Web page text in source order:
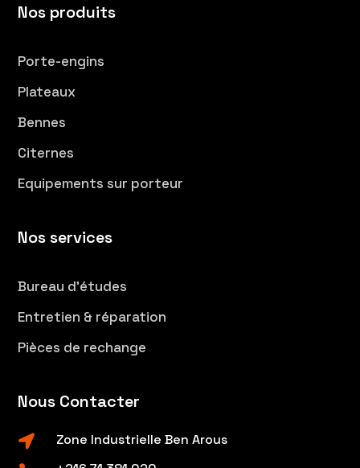
Nos produits
Porte-engins
Plateaux
Bennes
Citernes
Equipements sur porteur
Nos services
Bureau d’études
Entretien & réparation
Pièces de rechange
Nous Contacter
 Zone Industrielle Ben Arous